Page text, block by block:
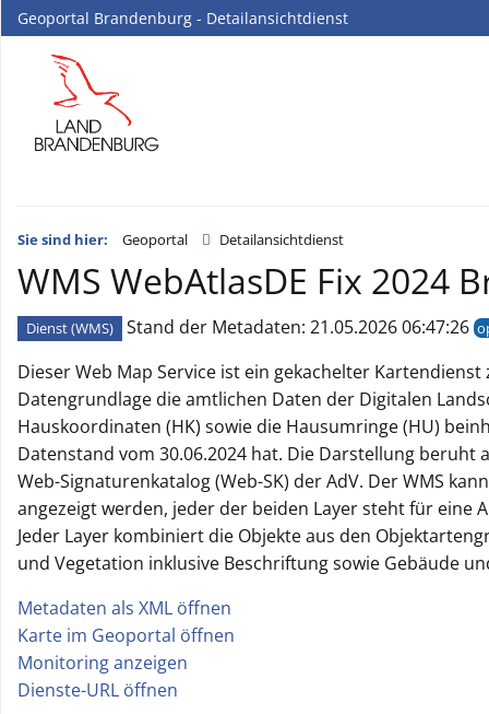
Geoportal Brandenburg - Detailansichtdienst
Sie sind hier: Geoportal Detailansichtdienst
WMS WebAtlasDE Fix 2024
Dienst (WMS) Stand der Metadaten: 21.05.2026 06:47:26
Dieser Web Map Service ist ein gekachelter
Datengrundlage die amtlichen Daten der Digitalen
Hauskoordinaten (HK) sowie die Hausumringe (HU)
Datenstand vom 30.06.2024 hat. Die Darstellung
Web-Signaturenkatalog (Web-SK) der AdV. Der WMS
angezeigt werden, jeder der beiden Layer steht für eine
Jeder Layer kombiniert die Objekte aus den
und Vegetation inklusive Beschriftung sowie Gebäude
Metadaten als XML öffnen
|
Karte im Geoportal öffnen
|
Monitoring anzeigen
|
Dienste-URL öffnen